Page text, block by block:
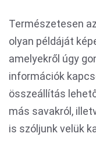
Természetesen
olyan példáját
amelyekről úgy
információk
összeállítás
más savakról,
is szóljunk velük